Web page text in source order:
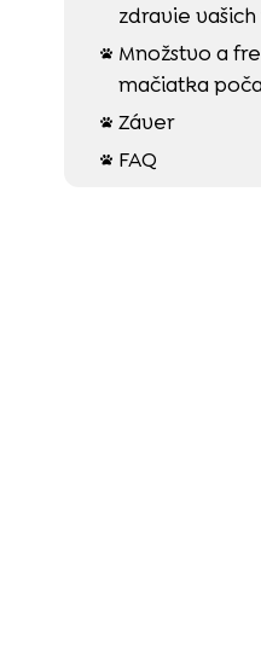
zdravie

Množstvo a
mačiatka
 Záver
 FAQ